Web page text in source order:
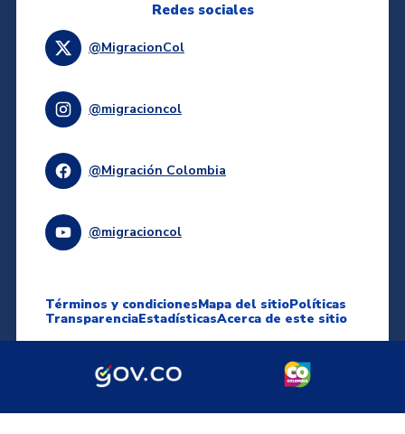
Redes sociales
@MigracionCol
@migracioncol
@Migración Colombia
@migracioncol
Términos y condicionesMapa del sitioPolíticas
TransparenciaEstadísticasAcerca de este sitio